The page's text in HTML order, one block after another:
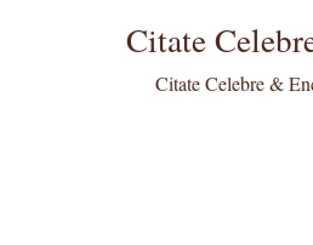
Citate
Citate Celebre &